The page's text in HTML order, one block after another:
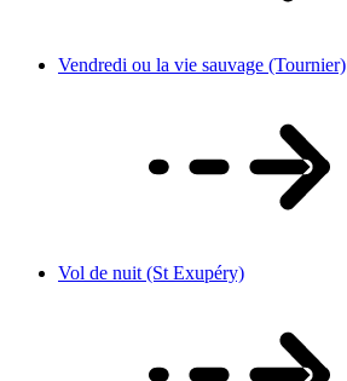
Vendredi ou la vie sauvage (Tournier)
Vol de nuit (St Exupéry)